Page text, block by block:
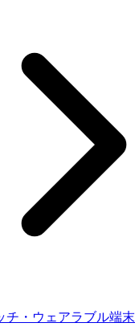
チ・ウェアラブル端末